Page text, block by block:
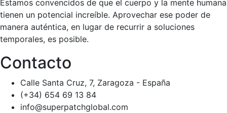
Estamos convencidos de que el cuerpo y la mente humana
tienen un potencial increíble. Aprovechar ese poder de
manera auténtica, en lugar de recurrir a soluciones
temporales, es posible.
Contacto
Calle Santa Cruz, 7, Zaragoza - España
(+34) 654 69 13 84
info@superpatchglobal.com